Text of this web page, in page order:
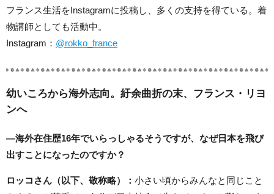
フランス生活をInstagramに投稿し、多くの支持を得ている。着
物講師としても活動中。
Instagram： @rokko_france
幼いころから海外志向。紆余曲折の末、フランス・リヨ
ンへ
―海外在住歴16年でいらっしゃるそうですが、なぜ日本を飛び
出すことになったのですか？
ロッコさん（以下、敬称略） ： 小さい頃からみんなと同じこと